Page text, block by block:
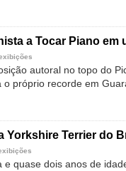
a Tocar Piano em
autoral no topo do
o próprio recorde em
Yorkshire Terrier do
e quase dois anos de